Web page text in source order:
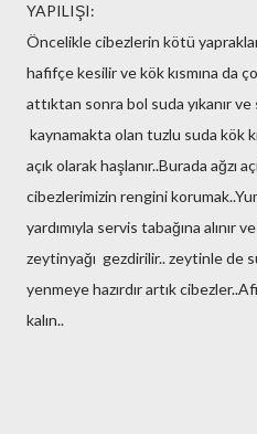
YAPILIŞI:
Öncelikle cibezlerin kötü
hafifçe kesilir ve kök kısmına da
attıktan sonra bol suda yıkanır
kaynamakta olan tuzlu suda kök
açık olarak haşlanır..Burada ağzı
cibezlerimizin rengini
yardımıyla servis tabağına alınır
zeytinyağı gezdirilir.. zeytinle
yenmeye hazırdır artık
kalın..